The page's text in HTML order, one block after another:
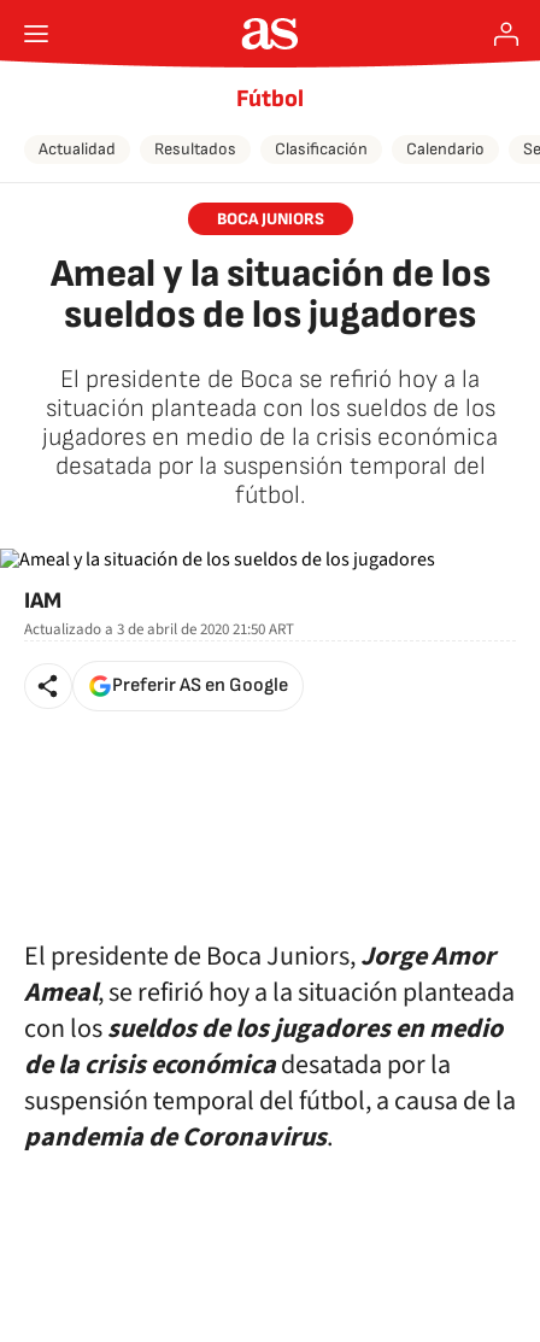
Fútbol
Actualidad Resultados Clasificación Calendario
BOCA JUNIORS
Ameal y la situación de los
sueldos de los jugadores
El presidente de Boca se refirió hoy a la
situación planteada con los sueldos de los
jugadores en medio de la crisis económica
desatada por la suspensión temporal del
fútbol.
IAM
Actualizado a 3 de abril de 2020 21:50ART
Preferir AS en Google
El presidente de Boca Juniors,Jorge Amor
Ameal, se refirió hoy a la situación planteada
con lossueldos de los jugadores en medio
de la crisis económicadesatada por la
suspensión temporal del fútbol, a causa de la
pandemia de Coronavirus.